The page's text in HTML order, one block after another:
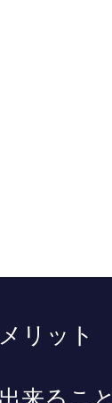
リット